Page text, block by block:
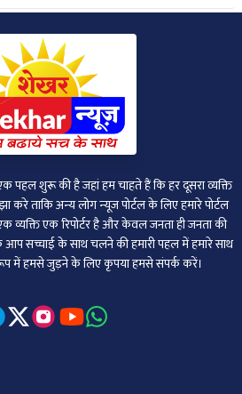
पहल शुरू की है जहां हम चाहते हैं कि हर दूसरा व्‍यक्ति
करे ताकि अन्‍य लोग न्‍यूज पोर्टल के लिए हमारे पोर्टल
व्यक्ति एक रिपोर्टर है और केवल जनता ही जनता की
सच्चाई के साथ चलने की हमारी पहल में हमारे साथ
में हमसे जुड़ने के लिए कृपया हमसे संपर्क करें।